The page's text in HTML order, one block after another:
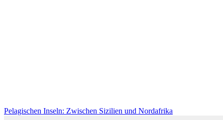
Pelagischen Inseln: Zwischen Sizilien und Nordafrika